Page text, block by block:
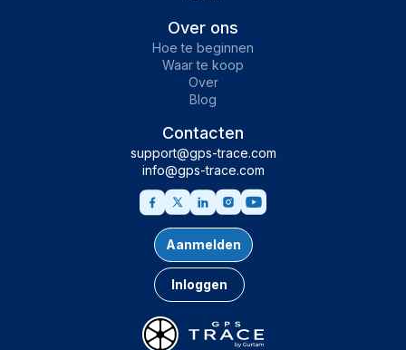
Over ons
Hoe te beginnen
Waar te koop
Over
Blog
Contacten
support@gps-trace.com
info@gps-trace.com
Aanmelden
Inloggen